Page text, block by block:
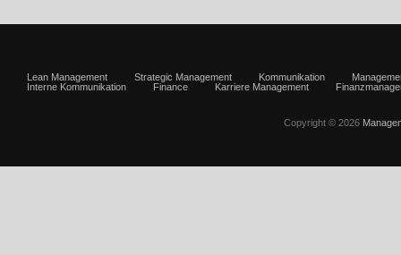
Lean Management Strategic Management Kommunikation
Interne Kommunikation
Finance Karriere Management
Copyright © 2026